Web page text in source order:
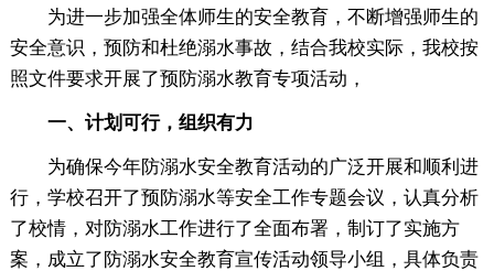
为进一步加强全体师生的安全教育，不断增强师生的
安全意识，预防和杜绝溺水事故，结合我校实际，我校按
照文件要求开展了预防溺水教育专项活动，
一、计划可行，组织有力
为确保今年防溺水安全教育活动的广泛开展和顺利进
行，学校召开了预防溺水等安全工作专题会议，认真分析
了校情，对防溺水工作进行了全面布署，制订了实施方
案，成立了防溺水安全教育宣传活动领导小组，具体负责